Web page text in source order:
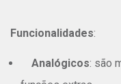
Funcionalidades:
Analógicos: são